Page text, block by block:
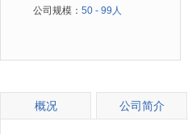
公司规模： 50 - 99人
概况 公司简介